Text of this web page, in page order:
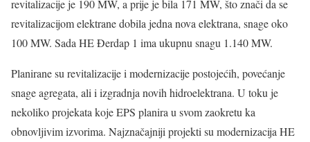
revitalizacije je 190 MW, a prije je bila 171 MW, što znači da se
revitalizacijom elektrane dobila jedna nova elektrana, snage oko
100 MW. Sada HE Đerdap 1 ima ukupnu snagu 1.140 MW.
Planirane su revitalizacije i modernizacije postojećih, povećanje
snage agregata, ali i izgradnja novih hidroelektrana. U toku je
nekoliko projekata koje EPS planira u svom zaokretu ka
obnovljivim izvorima. Najznačajniji projekti su modernizacija HE